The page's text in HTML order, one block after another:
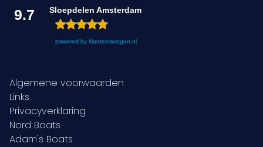
9.7 Sloepdelen Amsterdam
powered by klantervaringen.nl
Algemene voorwaarden
Links
Privacyverklaring
Nord Boats
Adam's Boats